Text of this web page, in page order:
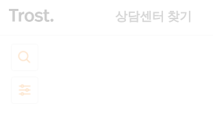
상담센터 찾기